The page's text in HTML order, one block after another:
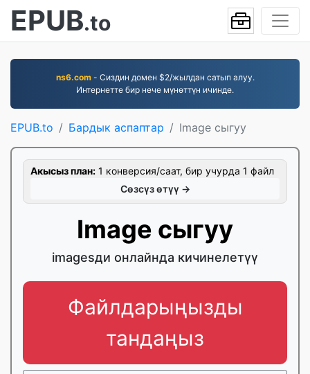
EPUB.to
ns6.com- Сиздин домен $2/жылдан сатып алуу.
Интернетте бир нече мүнөттүн ичинде.
EPUB.to Бардык аспаптар Image сыгуу
Акысыз план: 1 конверсия/саат, бир учурда 1 файл
Сөзсүз өтүү →
Image сыгуу
imagesди онлайнда кичинелетүү
Файлдарыңызды
тандаңыз